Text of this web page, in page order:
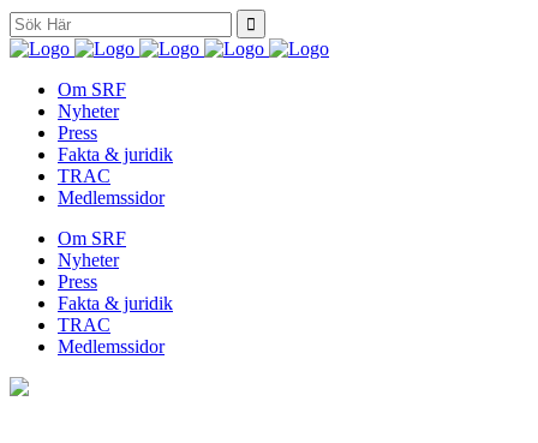
Search
for:
Om SRF
Nyheter
Press
Fakta & juridik
TRAC
Medlemssidor
Om SRF
Nyheter
Press
Fakta & juridik
TRAC
Medlemssidor